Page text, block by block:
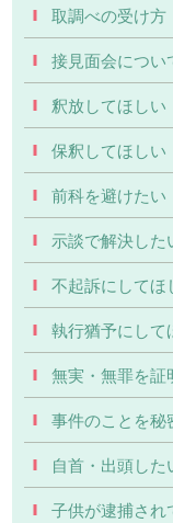
取調べの受け方
接見面会につい
釈放してほしい
保釈してほしい
前科を避けたい
示談で解決した
不起訴にしてほ
執行猶予にして
無実・無罪を証
事件のことを秘
自首・出頭した
子供が逮捕され